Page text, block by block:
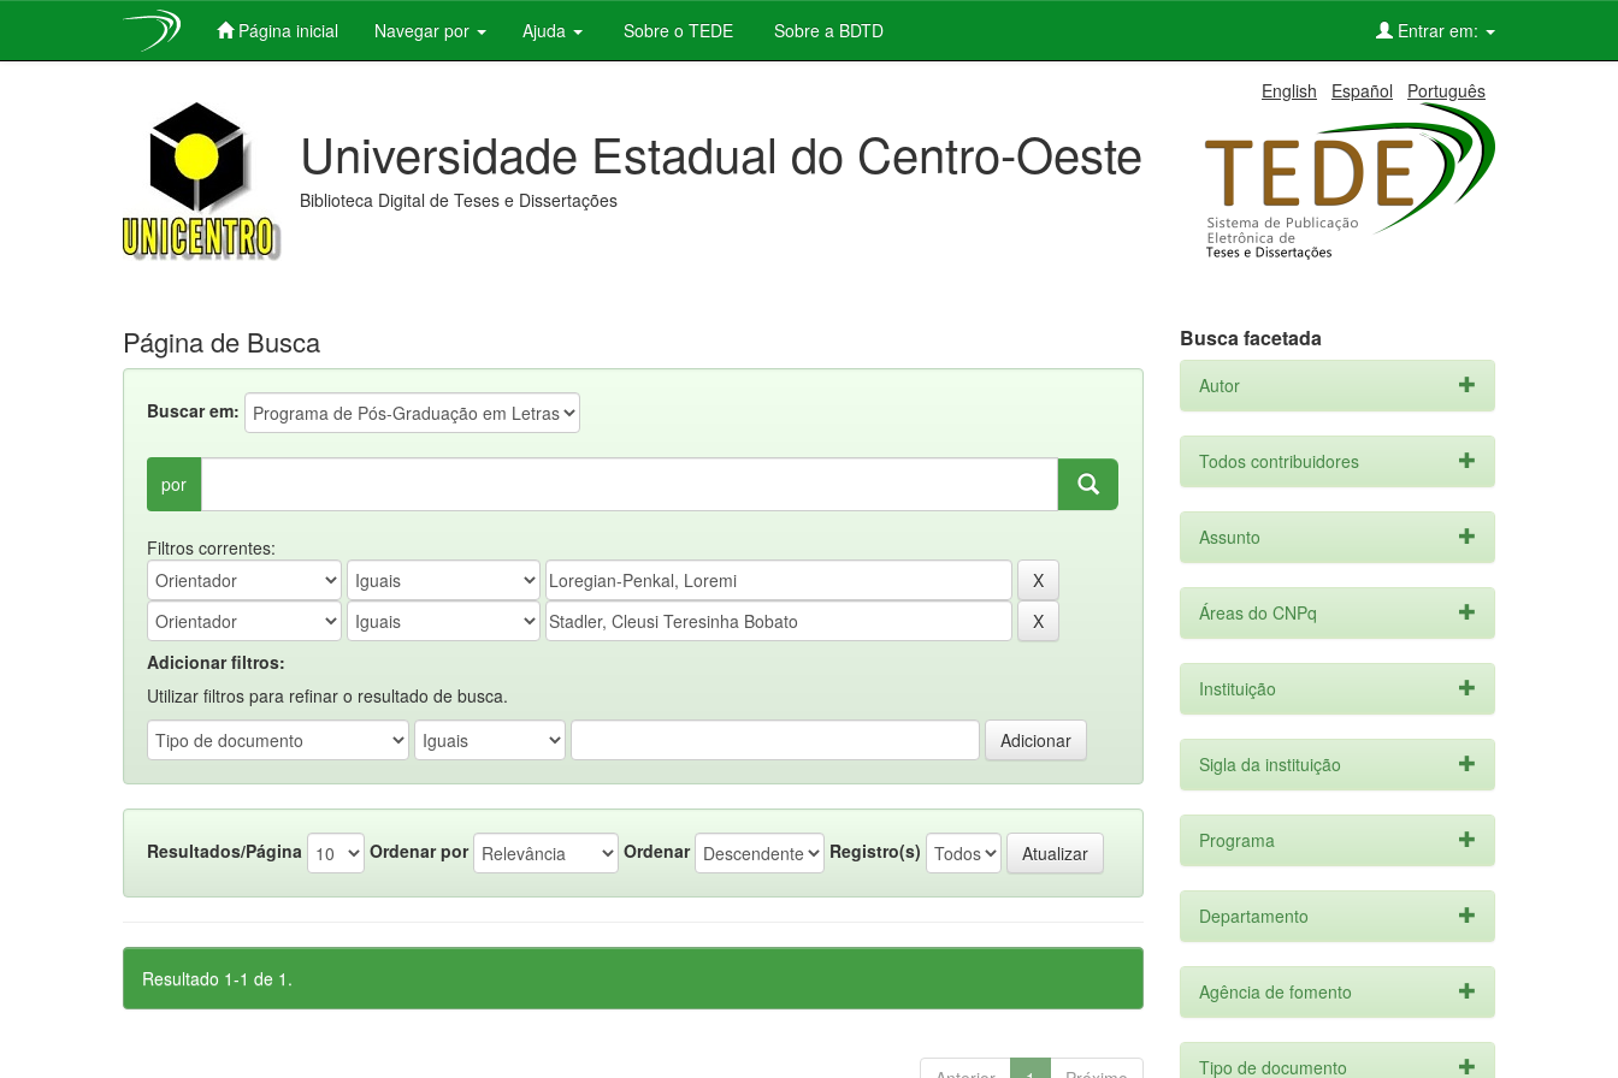
Página inicial Navegar por Ajuda Sobre o TEDE Sobre a BDTD Entrar em:
English Español Português
Universidade Estadual do Centro-Oeste
Biblioteca Digital de Teses e Dissertações
Página de Busca
Buscar em:
por
Filtros correntes:
Adicionar filtros:
Utilizar filtros para refinar o resultado de busca.
Resultados/Página Ordenar por Ordenar Registro(s)
Resultado 1-1 de 1.
Busca facetada
Autor
Todos contribuidores
Assunto
Áreas do CNPq
Instituição
Sigla da instituição
Programa
Departamento
Agência de fomento
Tipo de documento